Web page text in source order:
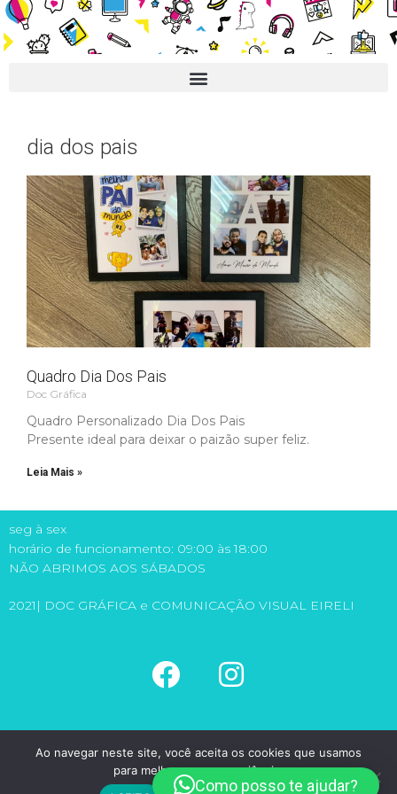
dia dos pais
Quadro Dia Dos Pais
Doc Gráfica
Quadro Personalizado Dia Dos Pais
Presente ideal para deixar o paizão super feliz.
Leia Mais »
seg à sex
horário de funcionamento: 09:00 às 18:00
NÃO ABRIMOS AOS SÁBADOS
2021| DOC GRÁFICA e COMUNICAÇÃO VISUAL EIRELI
(11) 5581-6149
(11) 98971-1315
doc@docgrafica.com.br
Como posso te ajudar?
Ao navegar neste site, você aceita os cookies que usamos
para melhorar sua experiência.